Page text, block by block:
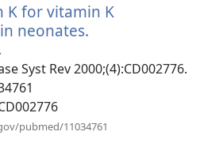
K for vitamin K
neonates.
ikkunan)
Syst Rev 2000;(4):CD002776.
pubmed/11034761